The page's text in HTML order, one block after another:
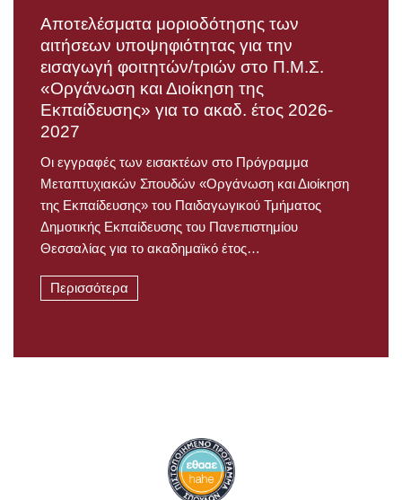
Αποτελέσματα μοριοδότησης των
αιτήσεων υποψηφιότητας για την
εισαγωγή φοιτητών/τριών στο Π.Μ.Σ.
«Οργάνωση και Διοίκηση της
Εκπαίδευσης» για το ακαδ. έτος 2026-
2027
Οι εγγραφές των εισακτέων στο Πρόγραμμα
Μεταπτυχιακών Σπουδών «Οργάνωση και Διοίκηση
της Εκπαίδευσης» του Παιδαγωγικού Τμήματος
Δημοτικής Εκπαίδευσης του Πανεπιστημίου
Θεσσαλίας για το ακαδημαϊκό έτος…
Περισσότερα